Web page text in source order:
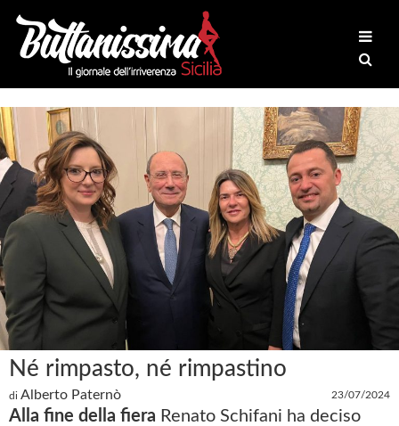
Né rimpasto, né rimpastino
di Alberto Paternò 23/07/2024
Alla fine della fiera Renato Schifani ha deciso